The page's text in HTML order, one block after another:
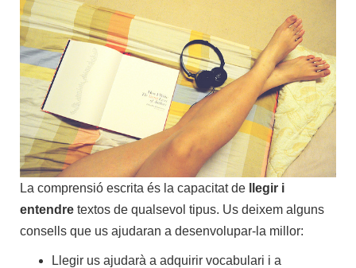
La comprensió escrita és la capacitat de llegir i
entendre textos de qualsevol tipus. Us deixem alguns
consells que us ajudaran a desenvolupar-la millor:
Llegir us ajudarà a adquirir vocabulari i a